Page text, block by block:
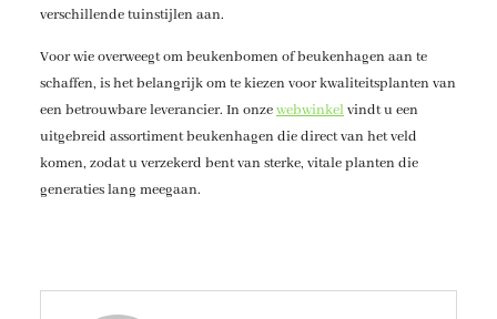
verschillende tuinstijlen aan.
Voor wie overweegt om beukenbomen of beukenhagen aan te
schaffen, is het belangrijk om te kiezen voor kwaliteitsplanten van
een betrouwbare leverancier. In onzewebwinkelvindt u een
uitgebreid assortiment beukenhagen die direct van het veld
komen, zodat u verzekerd bent van sterke, vitale planten die
generaties lang meegaan.